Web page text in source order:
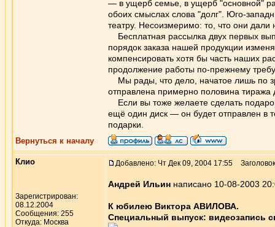
— в ущерб семье, в ущерб "основной"
обоих смыслах слова "долг". Юго-
театру. Несоизмеримо: то, что они
Бесплатная рассылка двух первых
порядок заказа нашей продукции
компенсировать хотя бы часть наших
продолжение работы по-прежнему
Мы рады, что дело, начатое лишь по
отправлена примерно половина тиража
Если вы тоже желаете сделать
ещё один диск — он будет отправлен в
подарки.
Вернуться к началу
Клио
Зарегистрирован:
08.12.2004
Сообщения: 255
Откуда: Москва
Добавлено: Чт Дек 09, 2004 17:55
Андрей Ильин написано 10-08-2003
К юбилею Виктора АВИЛОВА.
Специальный выпуск: видеозапись